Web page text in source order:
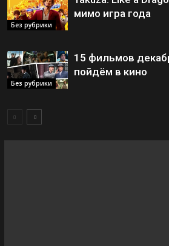
Без рубрики
мимо игра года
Без рубрики
15 фильмов
пойдём в кино